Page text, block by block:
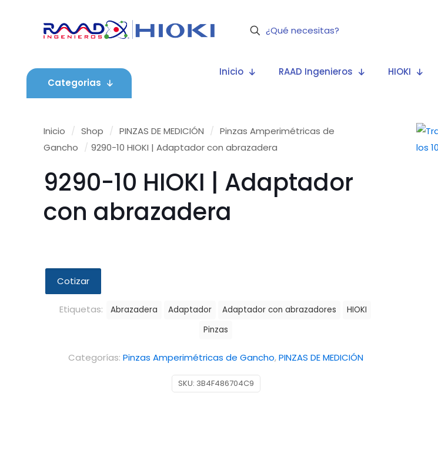
Categorias
Inicio RAAD Ingenieros HIOKI
Inicio / Shop / PINZAS DE MEDICIÓN / Pinzas Amperimétricas de
Gancho / 9290-10 HIOKI | Adaptador con abrazadera
9290-10 HIOKI | Adaptador
con abrazadera
Cotizar
Etiquetas: Abrazadera Adaptador Adaptador con abrazadores
HIOKI
Pinzas
Categorías: Pinzas Amperimétricas de Gancho,PINZAS DE MEDICIÓN
SKU: 3B4F486704C9